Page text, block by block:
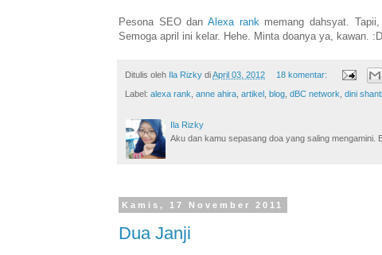
Pesona SEO danAlexa rank memang dahsyat.
Semoga april ini kelar. Hehe. Minta doanya ya, kawan. :D
Ditulis oleh Ila Rizky diApril 03, 2012 18 komentar:
Label: alexa rank anne ahira artikel blog dBC network dini shanti
Ila Rizky
Aku dan kamu sepasang doa yang saling mengamini.
Kamis, 17 November 2011
Dua Janji